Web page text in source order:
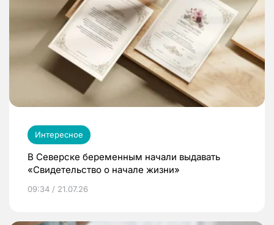
Интересное
В Северске беременным начали выдавать
«Свидетельство о начале жизни»
09:34 / 21.07.26